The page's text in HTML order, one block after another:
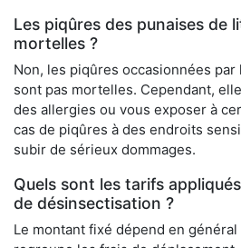
Les piqûres des punaises de
mortelles ?
Non, les piqûres occasionnées
sont pas mortelles. Cependant,
des allergies ou vous exposer à
cas de piqûres à des endroits
subir de sérieux dommages.
Quels sont les tarifs
de désinsectisation ?
Le montant fixé dépend en général